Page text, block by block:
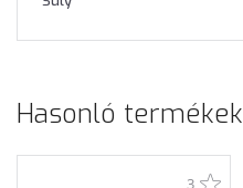
Hasonló termékek
3